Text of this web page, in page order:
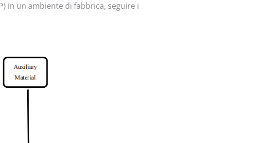
in un ambiente di fabbrica, seguire i